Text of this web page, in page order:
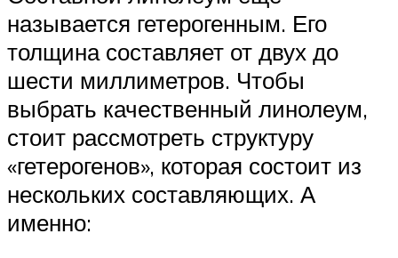
называется гетерогенным. Его
толщина составляет от двух до
шести миллиметров. Чтобы
выбрать качественный линолеум,
стоит рассмотреть структуру
«гетерогенов», которая состоит из
нескольких составляющих. А
именно: